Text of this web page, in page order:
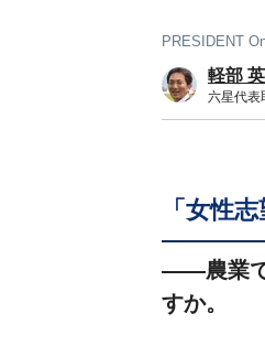
PRESIDENT
軽部
六星代表
「女性
――農業で
すか。